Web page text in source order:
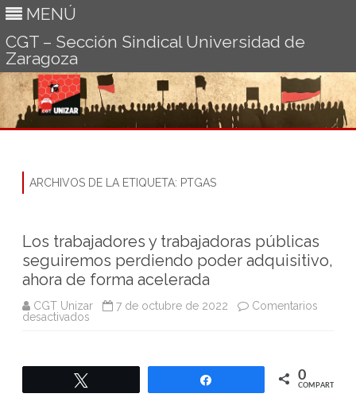
MENÚ
CGT – Sección Sindical Universidad de
Zaragoza
ARCHIVOS DE LA ETIQUETA: PTGAS
Los trabajadores y trabajadoras públicas
seguiremos perdiendo poder adquisitivo,
ahora de forma acelerada
CGT Unizar 7 de octubre de 2022
Comentarios
desactivados
perdiendo
0
COMPARTIR